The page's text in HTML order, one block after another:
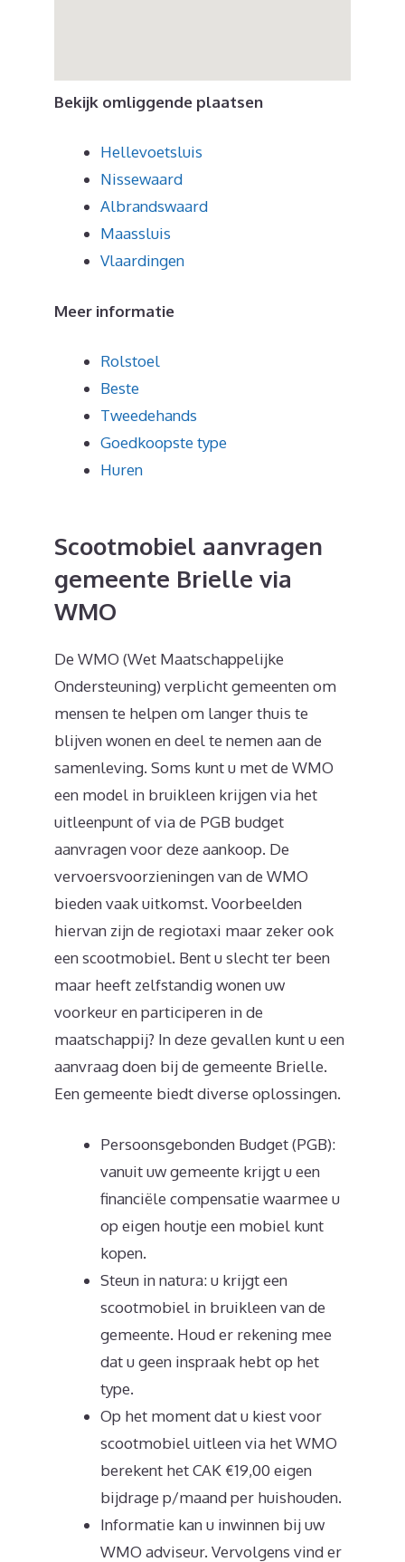
Bekijk omliggende plaatsen
Hellevoetsluis
Nissewaard
Albrandswaard
Maassluis
Vlaardingen
Meer informatie
Rolstoel
Beste
Tweedehands
Goedkoopste type
Huren
Scootmobiel aanvragen
gemeente Brielle via
WMO
De WMO (Wet Maatschappelijke
Ondersteuning) verplicht gemeenten om
mensen te helpen om langer thuis te
blijven wonen en deel te nemen aan de
samenleving. Soms kunt u met de WMO
een model in bruikleen krijgen via het
uitleenpunt of via de PGB budget
aanvragen voor deze aankoop. De
vervoersvoorzieningen van de WMO
bieden vaak uitkomst. Voorbeelden
hiervan zijn de regiotaxi maar zeker ook
een scootmobiel. Bent u slecht ter been
maar heeft zelfstandig wonen uw
voorkeur en participeren in de
maatschappij? In deze gevallen kunt u een
aanvraag doen bij de gemeente Brielle.
Een gemeente biedt diverse oplossingen.
Persoonsgebonden Budget (PGB):
vanuit uw gemeente krijgt u een
financiële compensatie waarmee u
op eigen houtje een mobiel kunt
kopen.
Steun in natura: u krijgt een
scootmobiel in bruikleen van de
gemeente. Houd er rekening mee
dat u geen inspraak hebt op het
type.
Op het moment dat u kiest voor
scootmobiel uitleen via het WMO
berekent het CAK €19,00 eigen
bijdrage p/maand per huishouden.
Informatie kan u inwinnen bij uw
WMO adviseur. Vervolgens vind er